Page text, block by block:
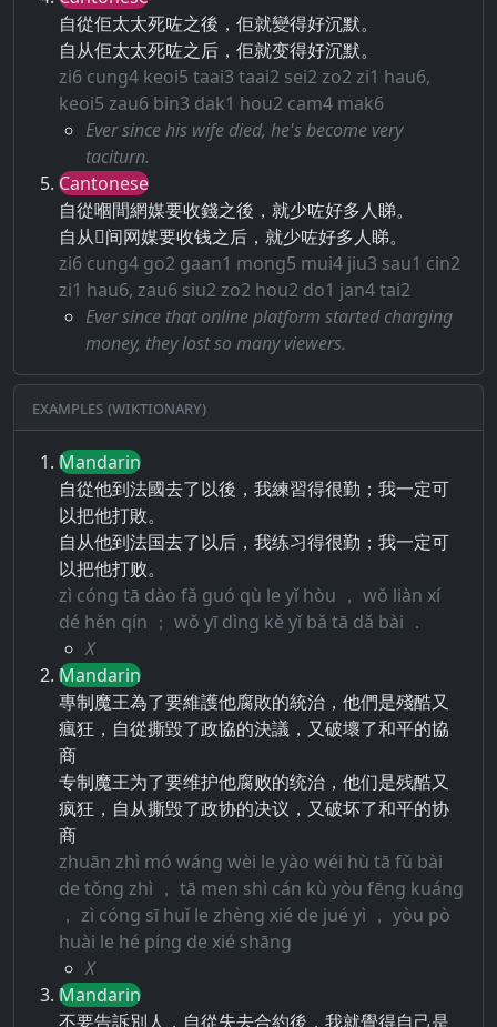
自從佢太太死咗之後，佢就變得好沉默。
自从佢太太死咗之后，佢就变得好沉默。
zi6 cung4 keoi5 taai3 taai2 sei2 zo2 zi1 hau6,
keoi5 zau6 bin3 dak1 hou2 cam4 mak6
Ever since his wife died, he's become very
taciturn.
Cantonese
自從嗰間網媒要收錢之後，就少咗好多人睇。
自从𠮶间网媒要收钱之后，就少咗好多人睇。
zi6 cung4 go2 gaan1 mong5 mui4 jiu3 sau1 cin2
zi1 hau6, zau6 siu2 zo2 hou2 do1 jan4 tai2
Ever since that online platform started charging
money, they lost so many viewers.
Examples (Wiktionary)
Mandarin
自從他到法國去了以後，我練習得很勤；我一定可
以把他打敗。
自从他到法国去了以后，我练习得很勤；我一定可
以把他打败。
zì cóng tā dào fǎ guó qù le yǐ hòu ， wǒ liàn xí
dé hěn qín ； wǒ yī dìng kě yǐ bǎ tā dǎ bài ．
X
Mandarin
專制魔王為了要維護他腐敗的統治，他們是殘酷又
瘋狂，自從撕毀了政協的決議，又破壞了和平的協
商
专制魔王为了要维护他腐败的统治，他们是残酷又
疯狂，自从撕毁了政协的决议，又破坏了和平的协
商
zhuān zhì mó wáng wèi le yào wéi hù tā fǔ bài
de tǒng zhì ， tā men shì cán kù yòu fēng kuáng
， zì cóng sī huǐ le zhèng xié de jué yì ， yòu pò
huài le hé píng de xié shāng
X
Mandarin
不要告訴別人，自從失去合約後，我就覺得自己是